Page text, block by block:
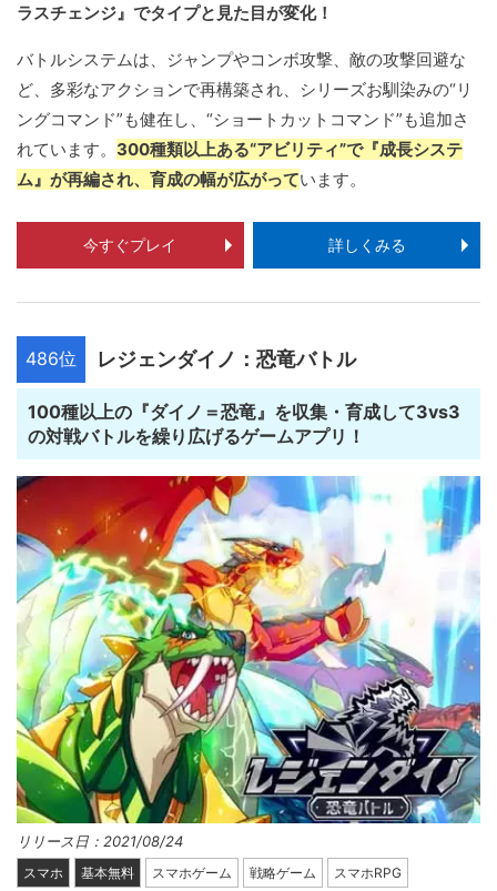
ラスチェンジ』でタイプと見た目が変化！
バトルシステムは、ジャンプやコンボ攻撃、敵の攻撃回避な
ど、多彩なアクションで再構築され、シリーズお馴染みの“リ
ングコマンド”も健在し、“ショートカットコマンド”も追加さ
れています。 300種類以上ある“アビリティ”で『成長システ
ム』が再編され、育成の幅が広がっています。
今すぐプレイ 詳しくみる
486位 レジェンダイノ：恐竜バトル
100種以上の『ダイノ＝恐竜』を収集・育成して3vs3
の対戦バトルを繰り広げるゲームアプリ！
リリース日：2021/08/24
スマホ 基本無料 スマホゲーム 戦略ゲーム スマホRPG